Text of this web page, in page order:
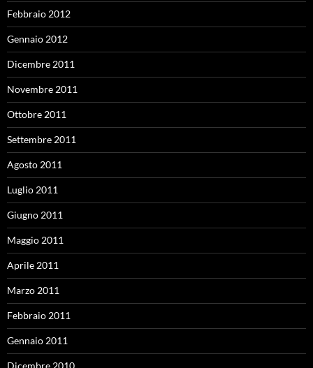
Febbraio 2012
Gennaio 2012
Dicembre 2011
Novembre 2011
Ottobre 2011
Settembre 2011
Agosto 2011
Luglio 2011
Giugno 2011
Maggio 2011
Aprile 2011
Marzo 2011
Febbraio 2011
Gennaio 2011
Dicembre 2010